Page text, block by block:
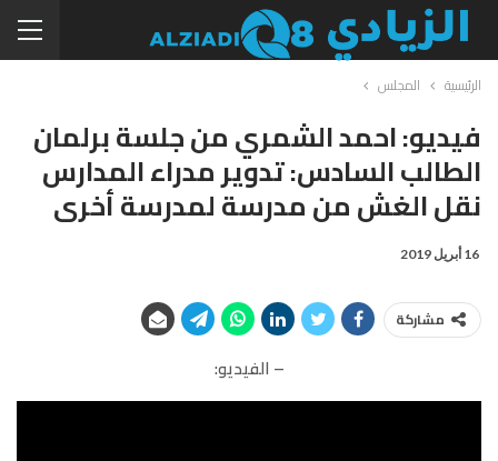
الرئيسية المجلس
فيديو: احمد الشمري من جلسة برلمان
الطالب السادس: تدوير مدراء المدارس
نقل الغش من مدرسة لمدرسة أخرى
16 أبريل 2019
مشاركة
– الفيديو: